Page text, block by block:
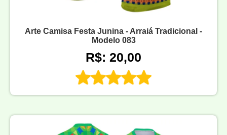
Arte Camisa Festa Junina - Arraiá Tradicional -
Modelo 083
R$: 20,00